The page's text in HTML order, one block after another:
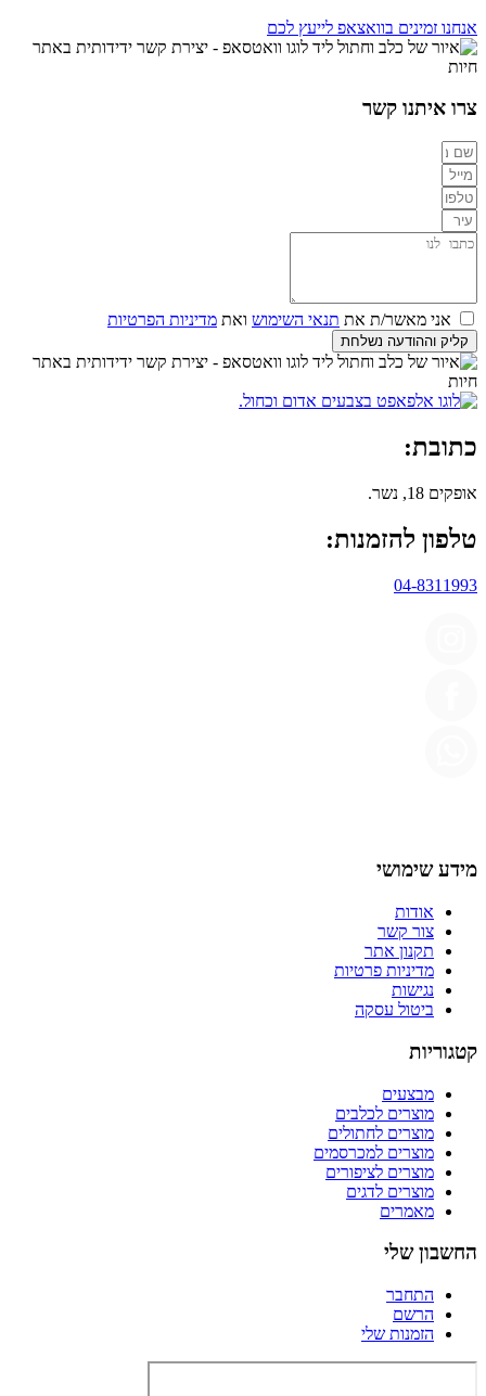
אנחנו זמינים בוואצאפ לייעץ לכם
צרו איתנו קשר
אני מאשר/ת את תנאי השימוש ואת מדיניות הפרטיות
קליק וההודעה נשלחת
כתובת:
אופקים 18, נשר.
טלפון להזמנות:
04-8311993
מידע שימושי
אודות
צור קשר
תקנון אתר
מדיניות פרטיות
נגישות
ביטול עסקה
קטגוריות
מבצעים
מוצרים לכלבים
מוצרים לחתולים
מוצרים למכרסמים
מוצרים לציפורים
מוצרים לדגים
מאמרים
החשבון שלי
התחבר
הרשם
הזמנות שלי